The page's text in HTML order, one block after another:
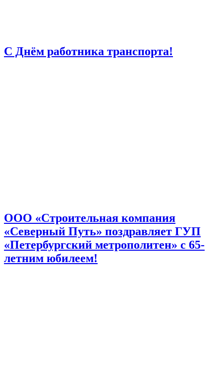
С Днём работника транспорта!
ООО «Строительная компания
«Северный Путь» поздравляет ГУП
«Петербургский метрополитен» с 65-
летним юбилеем!